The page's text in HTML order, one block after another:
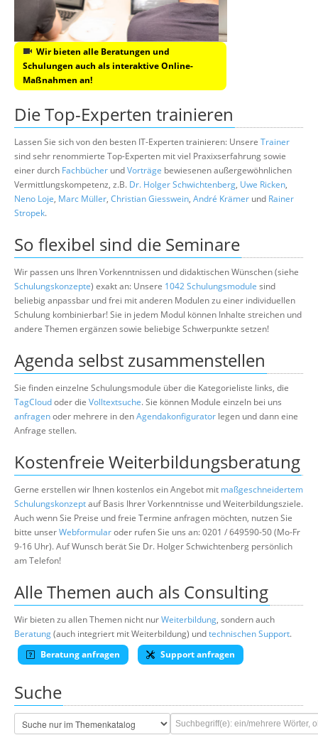
Wir bieten alle Beratungen und
Schulungen auch als interaktive Online-
Maßnahmen an!
Die Top-Experten trainieren
Lassen Sie sich von den besten IT-Experten trainieren: Unsere Trainer
sind sehr renommierte Top-Experten mit viel Praxixserfahrung sowie
einer durch Fachbücher undVorträge bewiesenen außergewöhnlichen
Vermittlungskompetenz, z.B. Dr. Holger Schwichtenberg, Uwe Ricken,
Neno Loje, Marc Müller, Christian Giesswein, André Krämer und Rainer
Stropek.
So flexibel sind die Seminare
Wir passen uns Ihren Vorkenntnissen und didaktischen Wünschen (siehe
Schulungskonzepte) exakt an: Unsere 1042 Schulungsmodule sind
beliebig anpassbar und frei mit anderen Modulen zu einer individuellen
Schulung kombinierbar! Sie in jedem Modul können Inhalte streichen und
andere Themen ergänzen sowie beliebige Schwerpunkte setzen!
Agenda selbst zusammenstellen
Sie finden einzelne Schulungsmodule über die Kategorieliste links, die
TagCloudoder die Volltextsuche. Sie können Module einzeln bei uns
anfragenoder mehrere in denAgendakonfigurator legen und dann eine
Anfrage stellen.
Kostenfreie Weiterbildungsberatung
Gerne erstellen wir Ihnen kostenlos ein Angebot mit maßgeschneidertem
Schulungskonzeptauf Basis Ihrer Vorkenntnisse und Weiterbildungsziele.
Auch wenn Sie Preise und freie Termine anfragen möchten, nutzen Sie
bitte unserWebformularoder rufen Sie uns an: 0201 / 649590-50 (Mo-Fr
9-16 Uhr). Auf Wunsch berät Sie Dr. Holger Schwichtenberg persönlich
am Telefon!
Alle Themen auch als Consulting
Wir bieten zu allen Themen nicht nurWeiterbildung, sondern auch
Beratung(auch integriert mit Weiterbildung) undtechnischen Support.
Beratung anfragen
Support anfragen
Suche